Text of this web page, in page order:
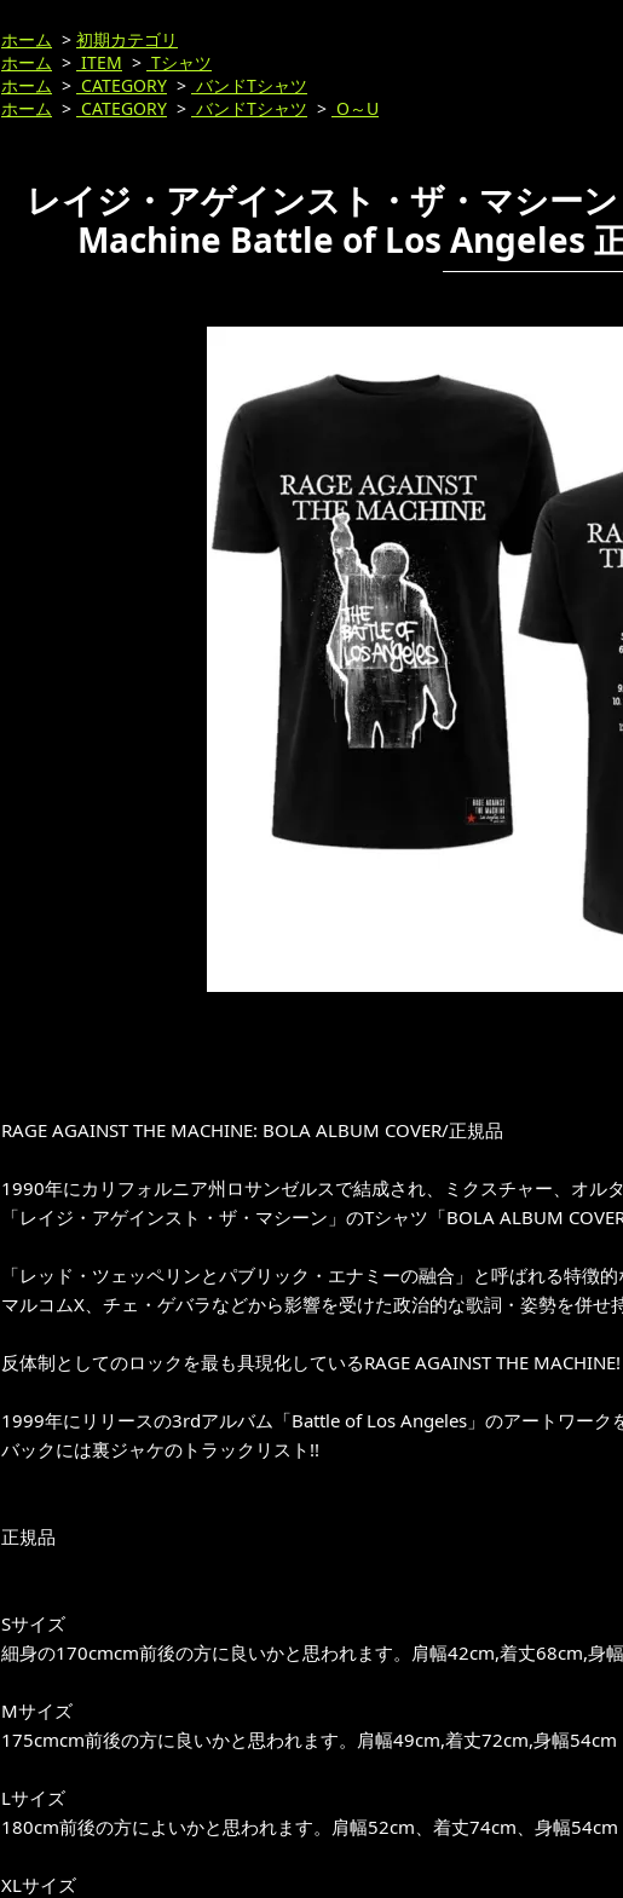
ホーム > 初期カテゴリ
ホーム > ITEM > Tシャツ
ホーム > CATEGORY > バンドTシャツ
ホーム > CATEGORY > バンドTシャツ > O～U
レイジ・アゲインスト・ザ・マシー
Machine Battle of Los Angeles
RAGE AGAINST THE MACHINE: BOLA ALBUM COVER/正規品
1990年にカリフォルニア州ロサンゼルスで結成され、ミクスチャー、オル
「レイジ・アゲインスト・ザ・マシーン」のTシャツ「BOLA ALBUM
「レッド・ツェッペリンとパブリック・エナミーの融合」と呼ばれる特徴
マルコムX、チェ・ゲバラなどから影響を受けた政治的な歌詞・姿勢を併せ
反体制としてのロックを最も具現化しているRAGE AGAINST THE MACHINE!
1999年にリリースの3rdアルバム「Battle of Los Angeles」のアートワーク
バックには裏ジャケのトラックリスト!!
正規品
Sサイズ
細身の170cmcm前後の方に良いかと思われます。肩幅42cm,着丈68cm,身
Mサイズ
175cmcm前後の方に良いかと思われます。肩幅49cm,着丈72cm,身幅54cm
Lサイズ
180cm前後の方によいかと思われます。肩幅52cm、着丈74cm、身幅54cm
XLサイズ